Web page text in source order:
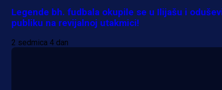
Legende bh. fudbala okupile se u Ilijašu i
publiku na revijalnoj utakmici!
2 sedmica 4 dan